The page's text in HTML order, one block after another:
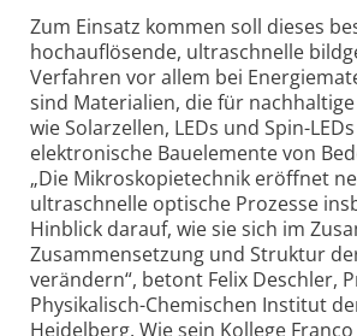
Zum Einsatz kommen soll dieses
hochauflösende, ultraschnelle
Verfahren vor allem bei
sind Materialien, die für
wie Solarzellen, LEDs und Spin-
elektronische Bauelemente von
„Die Mikroskopietechnik eröffnet
ultraschnelle optische Prozesse
Hinblick darauf, wie sie sich im
Zusammensetzung und Struktur
verändern“, betont Felix Deschler,
Phy­si­ka­lisch-Che­mi­schen Institut
Heidelberg. Wie sein Kollege